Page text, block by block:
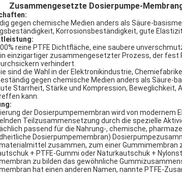
Zusammengesetzte Dosierpumpe-
gegen chemische Medien anders als Säure-
Korrosionsbeständigkeit, gute
reine PTFE Dichtfläche, eine saubere
einzigartiger zusammengesetzter Prozess, der
verhindert.
sind die Wahl in der Elektronikindustrie,
gegen chemische Medien anders als Säure-
Starrheit, Stärke und Kompression, Beweglichkeit,
kann.
der Dosierpumpemembran wird von modernem
Teilzusammensetzung durch die spezielle
passend für die Nahrung-, chemische,
Dosierpumpemembran)
zusammen, zum einer
+ PTFE-Gummi oder Naturkautschuk +
zu bilden das gewöhnliche
hat einen anderen Namen, nannte PTFE-